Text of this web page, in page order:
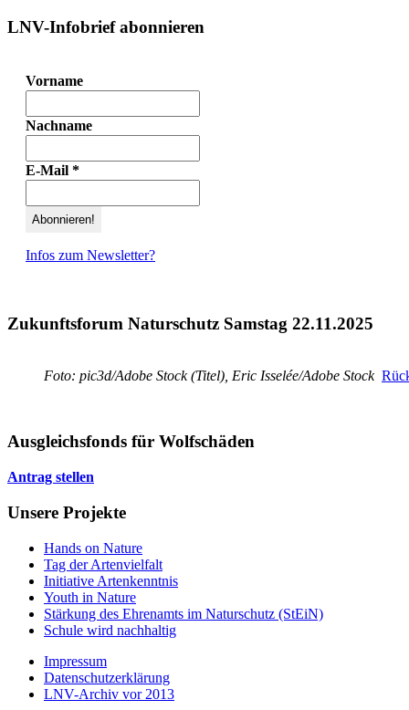
LNV-Infobrief abonnieren
Vorname
Nachname
E-Mail *
Infos zum Newsletter?
Zukunftsforum Naturschutz Samstag 22.11.2025
Foto: pic3d/Adobe Stock (Titel), Eric Isselée/Adobe Stock
Ausgleichsfonds für Wolfschäden
Antrag stellen
Unsere Projekte
Hands on Nature
Tag der Artenvielfalt
Initiative Artenkenntnis
Youth in Nature
Stärkung des Ehrenamts im Naturschutz (StEiN)
Schule wird nachhaltig
Impressum
Datenschutzerklärung
LNV-Archiv vor 2013